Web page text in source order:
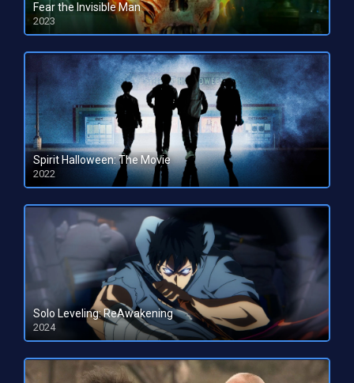
Fear the Invisible Man
2023
HD 1080pHD 720p
Spirit Halloween: The Movie
2022
HD 1080pHD 720p
Solo Leveling: ReAwakening
2024
HD 1080pHD 720p